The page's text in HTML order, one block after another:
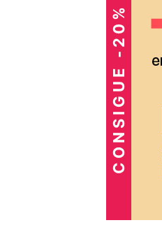
CONSIGUE -20%